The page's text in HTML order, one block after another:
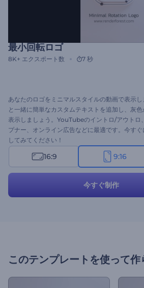
最小回転ロゴ
8K+ エクスポート数 7 秒
あなたのロゴをミニマルスタイルの動画で表示
と一緒に簡単なカスタムテキストを追加し、灰
表示しましょう。YouTubeのイントロ/アウトロ
プナー、オンライン広告などに最適です。今す
してみてください！
16:9 9:16
今すぐ制作
このテンプレートを使って作